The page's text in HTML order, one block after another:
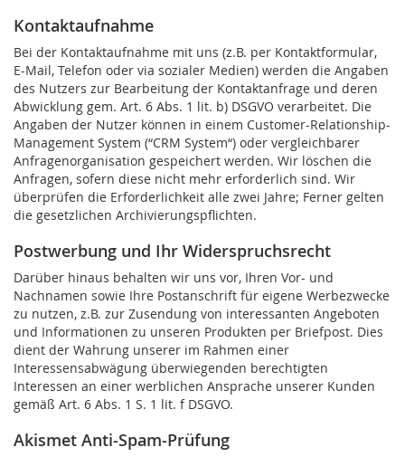
Kontaktaufnahme
Bei der Kontaktaufnahme mit uns (z.B. per Kontaktformular,
E-Mail, Telefon oder via sozialer Medien) werden die Angaben
des Nutzers zur Bearbeitung der Kontaktanfrage und deren
Abwicklung gem. Art. 6 Abs. 1 lit. b) DSGVO verarbeitet. Die
Angaben der Nutzer können in einem Customer-Relationship-
Management System (“CRM System“) oder vergleichbarer
Anfragenorganisation gespeichert werden. Wir löschen die
Anfragen, sofern diese nicht mehr erforderlich sind. Wir
überprüfen die Erforderlichkeit alle zwei Jahre; Ferner gelten
die gesetzlichen Archivierungspflichten.
Postwerbung und Ihr Widerspruchsrecht
Darüber hinaus behalten wir uns vor, Ihren Vor- und
Nachnamen sowie Ihre Postanschrift für eigene Werbezwecke
zu nutzen, z.B. zur Zusendung von interessanten Angeboten
und Informationen zu unseren Produkten per Briefpost. Dies
dient der Wahrung unserer im Rahmen einer
Interessensabwägung überwiegenden berechtigten
Interessen an einer werblichen Ansprache unserer Kunden
gemäß Art. 6 Abs. 1 S. 1 lit. f DSGVO.
Akismet Anti-Spam-Prüfung